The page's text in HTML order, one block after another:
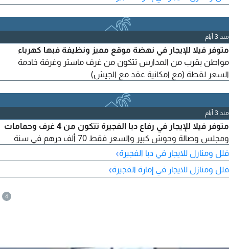
منذ 3 أيام
متوفر فيلا للإيجار في نهضة موقع مميز ونظيفة فبها كهرباء
مواطن بقرب من المدارس تتكون من غرف ماستر وغرفة خادمة
السعر لقطة (مع امكانية عقد مع الجيش)
منذ 3 أيام
متوفر فيلا للإيجار في رفاع دبا الفجيرة تتكون من 4 غرف وحمامات
ومجلس وصالة وحوش كبير والسعر فقط 70 ألف درهم في سنة
فلل ومنازل للايجار في دبا الفجيرة›
فلل ومنازل للايجار في إمارة الفجيرة›
4